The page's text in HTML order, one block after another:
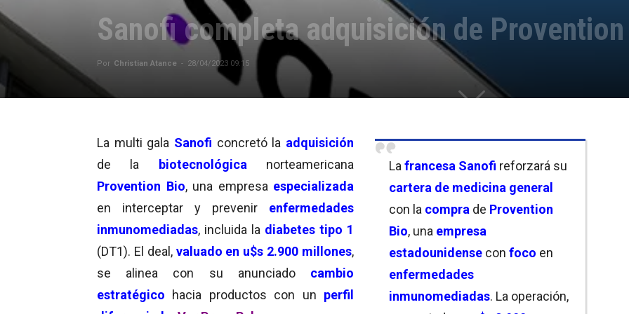
Sanofi completa adquisición de
Por Christian Atance - 28/04/2023 09:15
La francesa Sanofi reforzará su
cartera de medicina general
con la compra de Provention
Bio, una empresa
estadounidense con foco en
enfermedades
inmunomediadas. La operación,
La multi gala Sanofi concretó la adquisición
de la biotecnológica norteamericana
Provention Bio, una empresa especializada
en interceptar y prevenir enfermedades
inmunomediadas, incluida la diabetes tipo 1
(DT1). El deal, valuado en u$s 2.900 millones,
se alinea con su anunciadocambio
estratégico hacia productos con un perfil